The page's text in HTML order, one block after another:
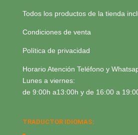
Todos los productos de la tienda
Condiciones de venta
Política de privacidad
Horario Atención Teléfono y
Lunes a viernes:
de 9:00h a13:00h y de 16:00 a
TRADUCTOR IDIOMAS: